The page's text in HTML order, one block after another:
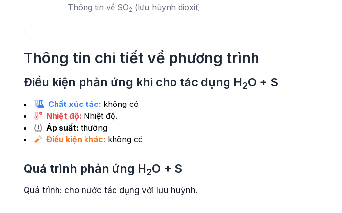
Thông tin về SO2 (lưu hùynh dioxit)
Thông tin chi tiết về phương trình
Điều kiện phản ứng khi cho tác dụng H2O + S
Chất xúc tác: không có
Nhiệt độ: Nhiệt độ.
Áp suất: thường
Điều kiện khác: không có
Quá trình phản ứng H2O + S
Quá trình: cho nước tác dụng với lưu huỳnh.